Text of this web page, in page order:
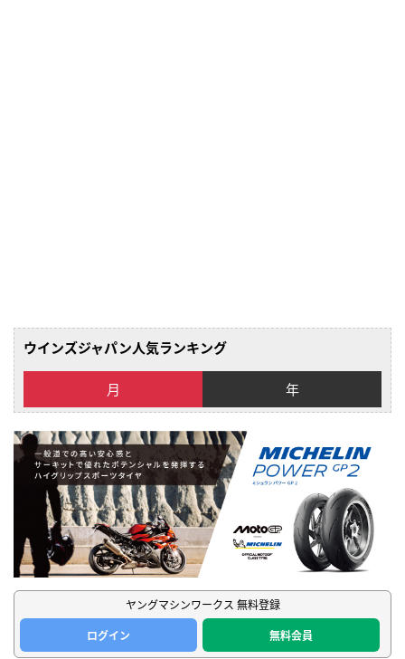
ウインズジャパン人気ランキング
月 年
ヤングマシンワークス 無料登録
ログイン
無料会員